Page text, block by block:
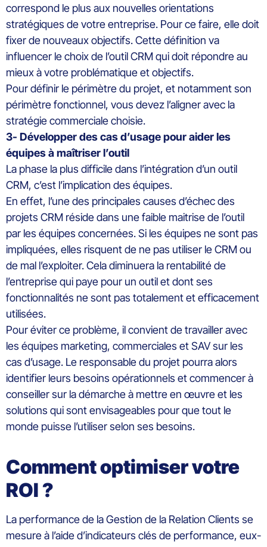
correspond le plus aux nouvelles orientations
stratégiques de votre entreprise. Pour ce faire, elle doit
fixer de nouveaux objectifs. Cette définition va
influencer le choix de l’outil CRM quidoit répondre au
mieux àvotre problématiqueet objectifs.
Pour définir le périmètre du projet, et notamment son
périmètre fonctionnel, vous devez l’aligner avec la
stratégie commerciale choisie.
3- Développer des cas d’usagepour aider les
équipes à maîtriser l’outil
La phase la plus difficile dans l’intégration d’un outil
CRM, c’est l’implication des équipes.
En effet, l’une des principales causes d’échec des
projets CRM réside dans une faible maitrisede l’outil
par les équipes concernées. Si les équipes ne sont pas
impliquées, elles risquent de ne pas utiliser le CRM ou
de mal l’exploiter.Cela diminuera la rentabilité de
l’entreprise qui paye pour un outilet dontses
fonctionnalités ne sont pas totalementetefficacement
utilisées.
Pour éviter ce problème, il convient de travailler avec
les équipes marketing, commerciales et SAV sur les
cas d’usage. Le responsable du projet pourra alors
identifier leurs besoins opérationnels etcommencer à
conseiller sur la démarche à mettre en œuvre et les
solutions qui sontenvisageables pour que tout le
monde puisse l’utiliser selon ses besoins.
Comment optimiser votre
ROI?
La performance de la Gestion de la Relation Clients se
mesure à l’aide d’indicateurs clés de performance, eux-